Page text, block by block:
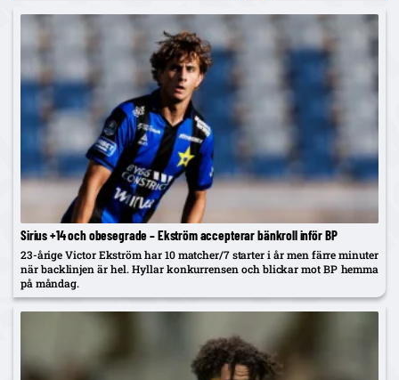
Sirius +14 och obesegrade – Ekström accepterar bänkroll inför BP
23-årige Victor Ekström har 10 matcher/7 starter i år men färre minuter
när backlinjen är hel. Hyllar konkurrensen och blickar mot BP hemma
på måndag.